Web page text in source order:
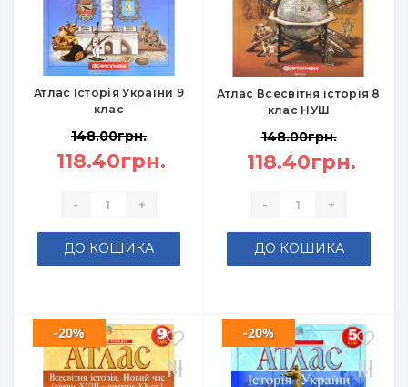
Атлас Історія України 9
клас
148.00грн.
118.40грн.
- +
ДО КОШИКА
Атлас Всесвітня історія 8
клас НУШ
148.00грн.
118.40грн.
- +
ДО КОШИКА
-20% -20%